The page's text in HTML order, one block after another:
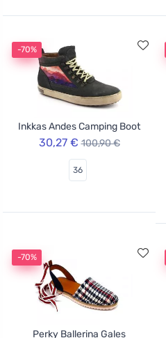
-70%
Inkkas Andes Camping Boot
30,27 € 100,90 €
36
-70%
Perky Ballerina Gales